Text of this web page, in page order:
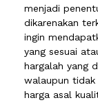
menjadi
dikarenakan
ingin
yang sesuai
hargalah yang
walaupun tidak
harga asal